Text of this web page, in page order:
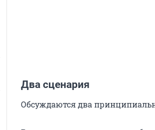
Два сценария
Обсуждаются два